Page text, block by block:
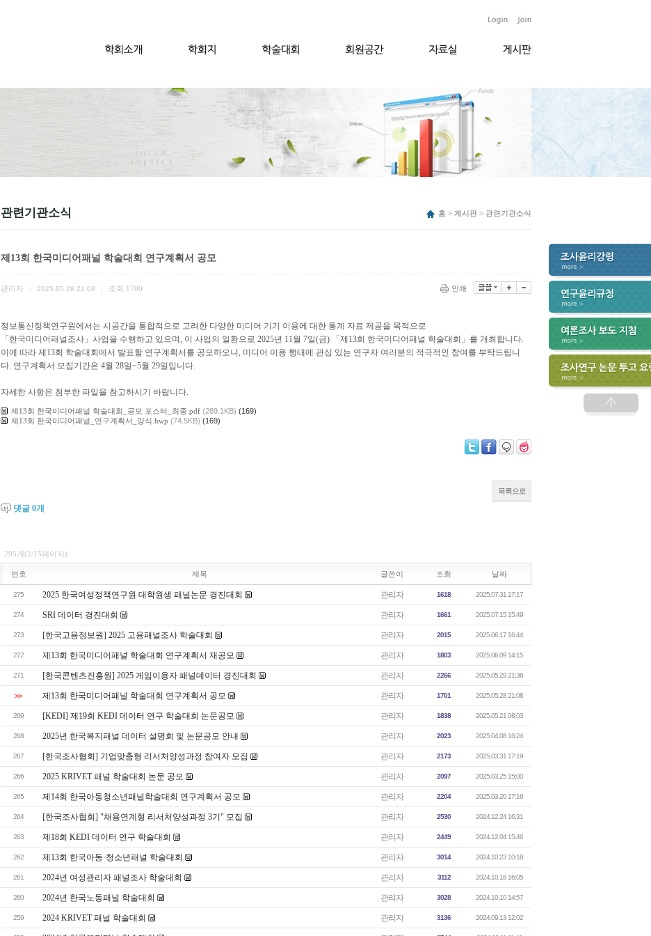
관련기관소식 홈 > 게시판 > 관련기관소식
제13회 한국미디어패널 학술대회 연구계획서 공모
관리자 2025.05.28 21:08 조회 1700 인쇄
정보통신정책연구원에서는 시공간을 통합적으로 고려한 다양한 미디어 기기 이용에 대한 통계 자료 제공을 목적으로
「한국미디어패널조사」사업을 수행하고 있으며, 이 사업의 일환으로 2025년 11월 7일(금) 「제13회 한국미디어패널 학술대회」를 개최합니다.
이에 따라 제13회 학술대회에서 발표할 연구계획서를 공모하오니, 미디어 이용 행태에 관심 있는 연구자 여러분의 적극적인 참여를 부탁드립니
다. 연구계획서 모집기간은 4월 28일~5월 29일입니다.
자세한 사항은 첨부한 파일을 참고하시기 바랍니다.
제13회 한국미디어패널 학술대회_공모 포스터_최종.pdf (289.1KB) (169)
제13회 한국미디어패널_연구계획서_양식.hwp (74.5KB) (169)
목록으로
댓글 0개
295개(2/15페이지)
번호 제목 글쓴이 조회 날짜
275 2025 한국여성정책연구원 대학원생 패널논문 경진대회 관리자 1618 2025.07.31 17:17
274 ​SRI 데이터 경진대회 관리자 1661 2025.07.15 15:49
273 [한국고용정보원] 2025 고용패널조사 학술대회 관리자 2015 2025.06.17 16:44
272 제13회 한국미디어패널 학술대회 연구계획서 재공모 관리자 1803 2025.06.09 14:15
271 [한국콘텐츠진흥원] 2025 게임이용자 패널데이터 경진대회 관리자 2266 2025.05.29 21:36
>> 제13회 한국미디어패널 학술대회 연구계획서 공모 관리자 1701 2025.05.28 21:08
269 [KEDI] 제19회 KEDI 데이터 연구 학술대회 논문공모 관리자 1838 2025.05.21 08:03
268 2025년 한국복지패널 데이터 설명회 및 논문공모 안내 관리자 2023 2025.04.08 16:24
267 [한국조사협회] 기업맞춤형 리서처양성과정 참여자 모집 관리자 2173 2025.03.31 17:19
266 2025 KRIVET 패널 학술대회 논문 공모 관리자 2097 2025.03.25 15:00
265 제14회 한국아동청소년패널학술대회 연구계획서 공모 관리자 2204 2025.03.20 17:16
264 [한국조사협회] "채용연계형 리서처양성과정 3기" 모집 관리자 2530 2024.12.24 16:31
263 제18회 KEDI 데이터 연구 학술대회 관리자 2449 2024.12.04 15:46
262 제13회 한국아동·청소년패널 학술대회 관리자 3014 2024.10.23 10:18
261 2024년 여성관리자 패널조사 학술대회 관리자 3112 2024.10.18 16:05
260 2024년 한국노동패널 학술대회 관리자 3028 2024.10.10 14:57
259 2024 KRIVET 패널 학술대회 관리자 3136 2024.09.13 12:02